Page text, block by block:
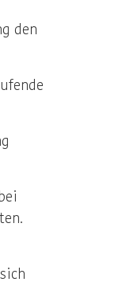
den